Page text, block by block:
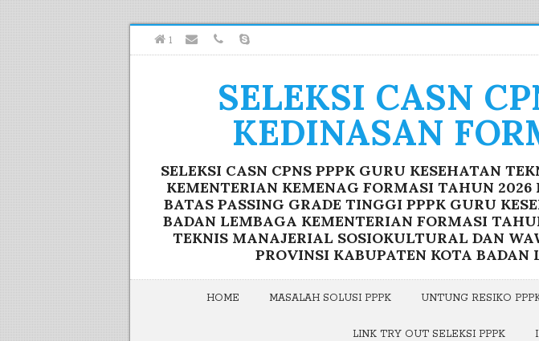
1
SELEKSI CASN
KEDINASAN
SELEKSI CASN CPNS PPPK GURU KESEHATAN
KEMENTERIAN KEMENAG FORMASI TAHUN
BATAS PASSING GRADE TINGGI PPPK GURU
BADAN LEMBAGA KEMENTERIAN FORMASI
TEKNIS MANAJERIAL SOSIOKULTURAL DAN
PROVINSI KABUPATEN KOTA
HOME MASALAH SOLUSI PPPK UNTUNG RESIKO
LINK TRY OUT SELEKSI PPPK